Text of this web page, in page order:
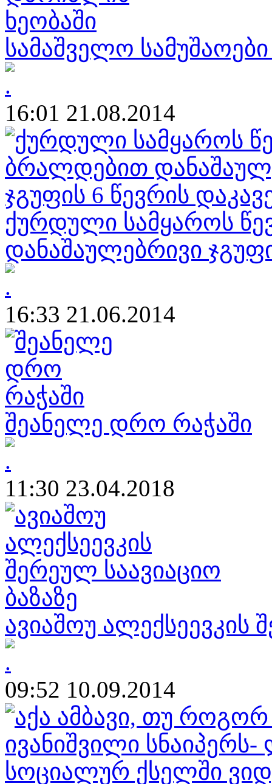
სამაშველო
16:01 21.08.2014
ქურდული სამყაროს
დანაშაულებრივი
16:33 21.06.2014
შეანელე დრო რაჭაში
11:30 23.04.2018
ავიაშოუ ალექსეევკის
09:52 10.09.2014